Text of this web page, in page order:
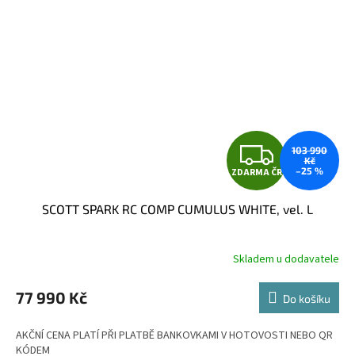
Z
D
A
R
M
A
ZDARMA ČR
103 990
Kč
–25 %
SCOTT SPARK RC COMP CUMULUS WHITE, vel. L
Skladem u dodavatele
77 990 Kč Do košíku
AKČNÍ CENA PLATÍ PŘI PLATBĚ BANKOVKAMI V HOTOVOSTI NEBO QR
KÓDEM